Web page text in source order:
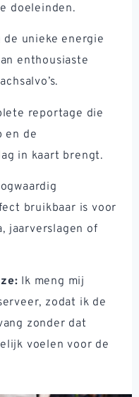
doeleinden.
de unieke energie
enthousiaste
reportage die
en de
in kaart brengt.
bruikbaar is voor
jaarverslagen of
Ik meng mij
zodat ik de
zonder dat
voelen voor de